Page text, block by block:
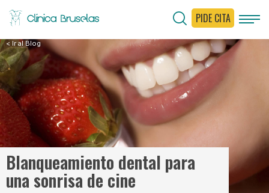
PIDE CITA
< Ir al Blog
Blanqueamiento dental para
una sonrisa de cine